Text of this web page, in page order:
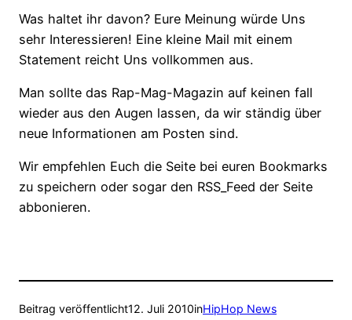
Was haltet ihr davon? Eure Meinung würde Uns
sehr Interessieren! Eine kleine Mail mit einem
Statement reicht Uns vollkommen aus.
Man sollte das Rap-Mag-Magazin auf keinen fall
wieder aus den Augen lassen, da wir ständig über
neue Informationen am Posten sind.
Wir empfehlen Euch die Seite bei euren Bookmarks
zu speichern oder sogar den RSS_Feed der Seite
abbonieren.
Beitrag veröffentlicht12. Juli 2010inHipHop News